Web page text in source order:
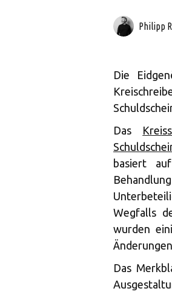
Philipp
Die
Das
basiert
Wegfalls
wurden
Das